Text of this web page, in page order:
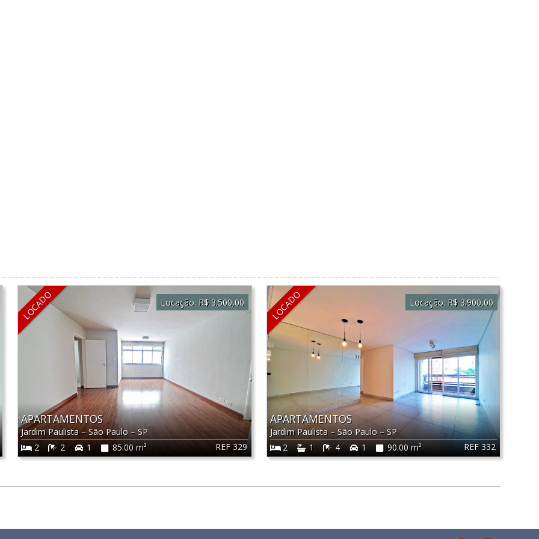
LOCADO
REF 329
APARTAMENTOS
Jardim Paulista–São Paulo–SP
2
2 1 85.00 m²
Locação: R$ 3.500,00 LOCADO
REF 332
APARTAMENTOS
Jardim Paulista–São Paulo–SP
2
1 4 1 90.00 m²
Locação: R$ 3.900,00